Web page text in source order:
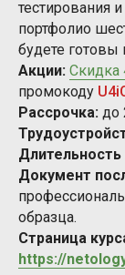
тестирования
портфолио
будете готовы
Акции: Скидка
промокоду
Рассрочка: до
Длительность
Документ
образца.
Страница
https://